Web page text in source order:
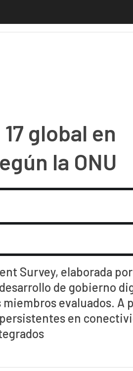
global en
la ONU
Survey, elaborada por
de gobierno
miembros evaluados. A
en